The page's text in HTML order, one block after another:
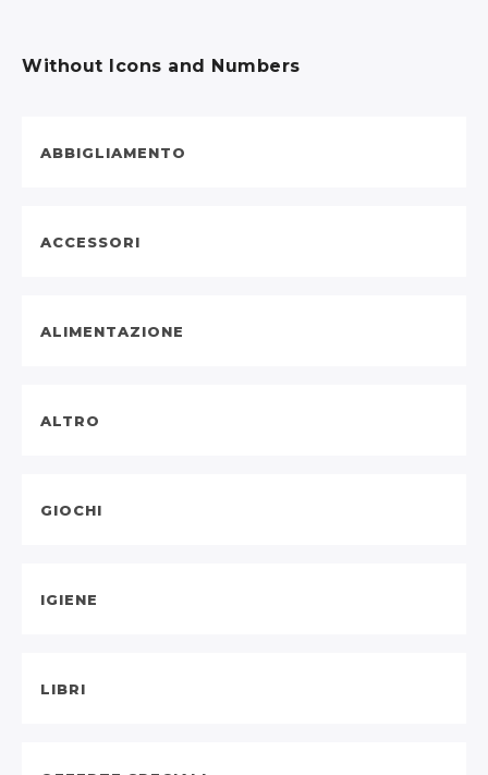
Without Icons and Numbers
ABBIGLIAMENTO
ACCESSORI
ALIMENTAZIONE
ALTRO
GIOCHI
IGIENE
LIBRI